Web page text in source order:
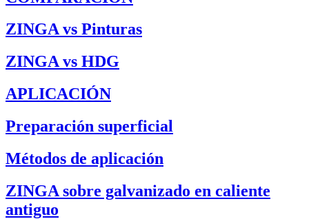
ZINGA vs Pinturas
ZINGA vs HDG
APLICACIÓN
Preparación superficial
Métodos de aplicación
ZINGA sobre galvanizado en caliente
antiguo